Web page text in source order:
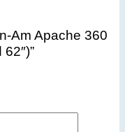
Am Apache 360